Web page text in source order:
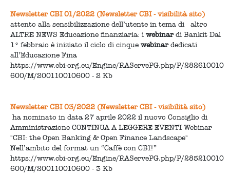
Newsletter CBI 01/2022 (Newsletter CBI - visibilità sito)
attento alla sensibilizzazione dell’utente in tema di altro
ALTRE NEWS Educazione finanziaria: iwebinardi Bankit Dal
1° febbraio è iniziato il ciclo di cinquewebinardedicati
all’Educazione Fina
https://www.cbi-org.eu/Engine/RAServePG.php/P/282610010
600/M/200110010600 - 2 Kb
Newsletter CBI 03/2022 (Newsletter CBI - visibilità sito)
ha nominato in data 27 aprile 2022 il nuovo Consiglio di
Amministrazione CONTINUA A LEGGERE EVENTI Webinar
"CBI: the Open Banking & Open Finance Landscape"
Nell’ambito del format un “Caffè con CBI!”
https://www.cbi-org.eu/Engine/RAServePG.php/P/285210010
600/M/200110010600 - 3 Kb